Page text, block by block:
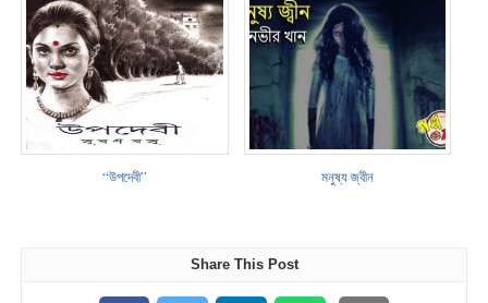
“উপদেবী” মনুষ্য জ্বীন
Share This Post